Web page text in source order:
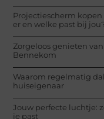
Projectiescherm
er en welke past bij jou?
Zorgeloos genieten
Bennekom
Waarom regelmatig
huiseigenaar
Jouw perfecte luchtje:
je past